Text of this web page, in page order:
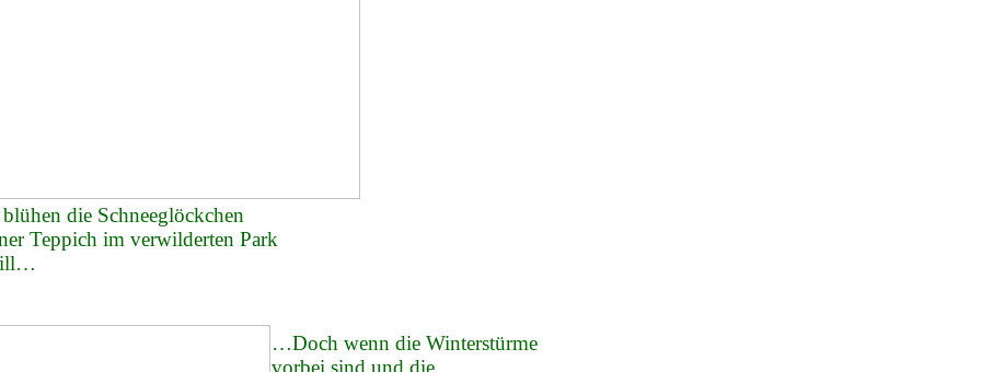
die Schneeglöckchen
Teppich im verwilderten Park
…Doch wenn die Winterstürme
vorbei sind und die